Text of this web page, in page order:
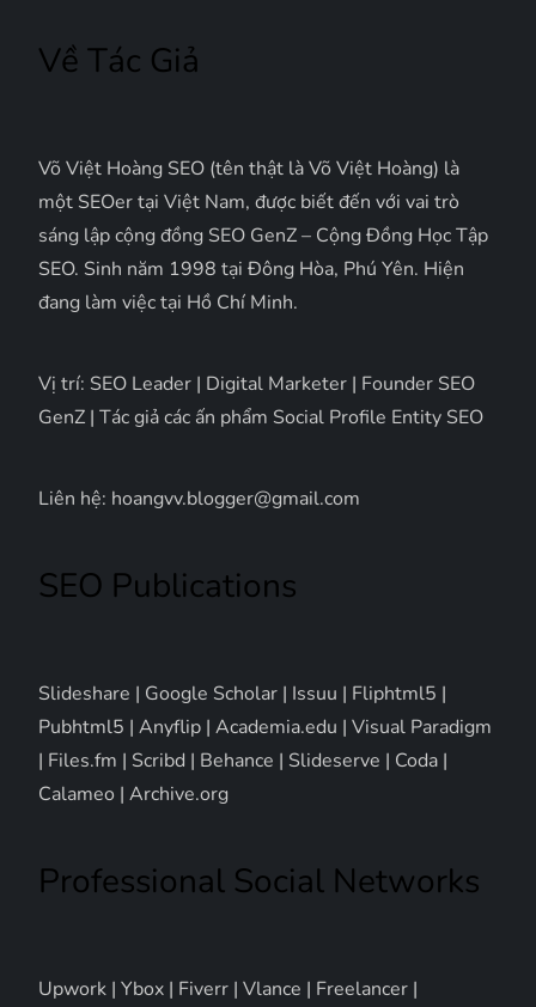
Về Tác Giả
Võ Việt Hoàng SEO (tên thật là Võ Việt Hoàng) là
một SEOer tại Việt Nam, được biết đến với vai trò
sáng lập cộng đồng SEO GenZ – Cộng Đồng Học Tập
SEO. Sinh năm 1998 tại Đông Hòa, Phú Yên. Hiện
đang làm việc tại Hồ Chí Minh.
Vị trí: SEO Leader | Digital Marketer | Founder SEO
GenZ | Tác giả các ấn phẩm Social Profile Entity SEO
Liên hệ: hoangvv.blogger@gmail.com
SEO Publications
Slideshare | Google Scholar | Issuu | Fliphtml5 |
Pubhtml5 |Anyflip |Academia.edu |Visual Paradigm
| Files.fm | Scribd | Behance | Slideserve | Coda |
Calameo |Archive.org
Professional Social Networks
Upwork |Ybox | Fiverr |Vlance | Freelancer |